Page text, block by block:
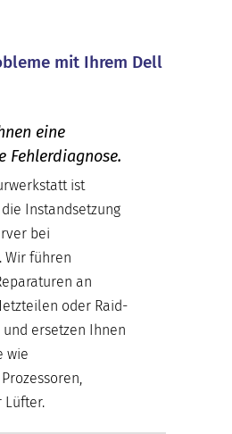
mit Ihrem Dell
eine
Fehlerdiagnose.
ist
Instandsetzung
bei
Wir führen
an
oder Raid-
ersetzen Ihnen
wie
Lüfter.